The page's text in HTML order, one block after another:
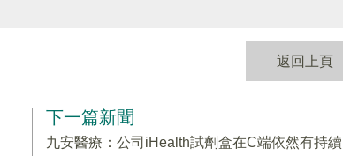
返回上頁
下一篇新聞
九安醫療：公司iHealth試劑盒在C端依然有持續